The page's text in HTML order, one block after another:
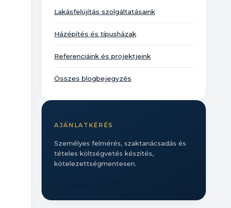
Lakásfelújítás szolgáltatásaink
Házépítés és típusházak
Referenciáink és projektjeink
Összes blogbejegyzés
AJÁNLATKÉRÉS
Személyes felmérés, szaktanácsadás és
tételes költségvetés készítés,
kötelezettségmentesen.